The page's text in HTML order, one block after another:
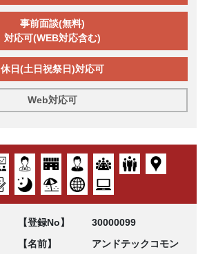
事前面談(無料)
対応可(WEB対応含む)
休日(土日祝祭日)対応可
Web対応可
【登録No】
30000099
【名前】
アンドテックコモン